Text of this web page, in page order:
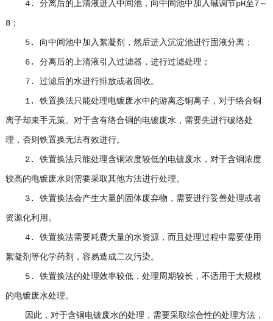
4. 分离后的上清液进入中间池，向中间池中加入碱调节pH至7～
8；
5. 向中间池中加入絮凝剂，然后进入沉淀池进行固液分离；
6. 分离后的上清液引入过滤器，进行过滤处理；
7. 过滤后的水进行排放或者回收。
1. 铁置换法只能处理电镀废水中的游离态铜离子，对于络合铜
离子却束手无策。对于含有络合铜的电镀废水，需要先进行破络处
理，否则铁置换无法有效进行。
2. 铁置换法只能处理含铜浓度较低的电镀废水，对于含铜浓度
较高的电镀废水则需要采取其他方法进行处理。
3. 铁置换法会产生大量的固体废弃物，需要进行妥善处理或者
资源化利用。
4. 铁置换法需要耗费大量的水资源，而且处理过程中需要使用
絮凝剂等化学药剂，容易造成二次污染。
5. 铁置换法的处理效率较低，处理周期较长，不适用于大规模
的电镀废水处理。
因此，对于含铜电镀废水的处理，需要采取综合性的处理方法，